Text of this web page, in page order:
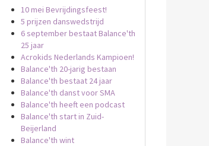
10 mei Bevrijdingsfeest!
5 prijzen danswedstrijd
6 september bestaat Balance'th
25 jaar
Acrokids Nederlands Kampioen!
Balance'th 20-jarig bestaan
Balance'th bestaat 24 jaar
Balance'th danst voor SMA
Balance'th heeft een podcast
Balance'th start in Zuid-
Beijerland
Balance'th wint